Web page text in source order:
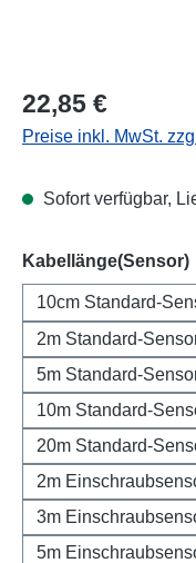
Regulärer Preis:
22,85 €
Preise inkl. MwSt.
Sofort verfügbar,
Kabellänge(Sensor)
10cm Standard-
2m Standard-
5m Standard-
10m Standard-
20m Standard-
2m
3m
5m